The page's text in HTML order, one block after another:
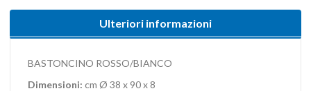
Ulteriori informazioni
BASTONCINO ROSSO/BIANCO
Dimensioni: cm Ø 38 x 90 x 8